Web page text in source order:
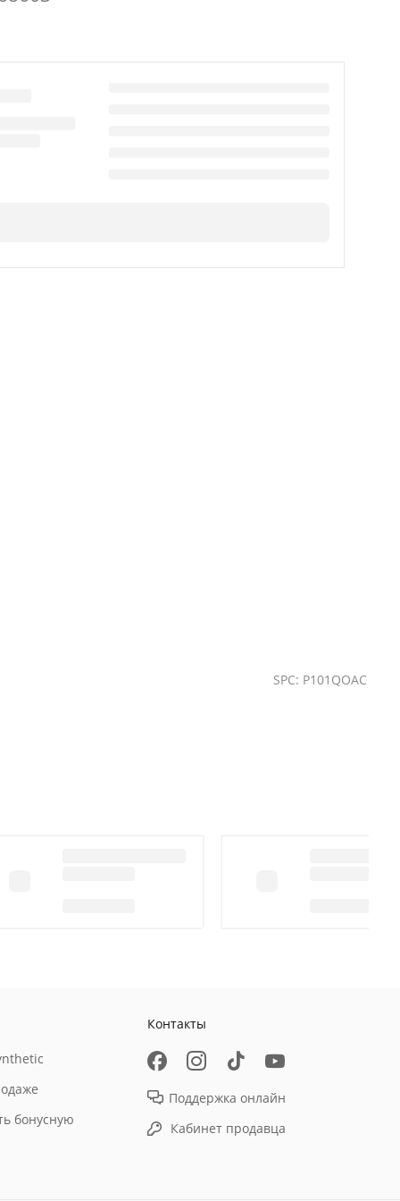
SPC: P101QOAC
бонусную
Контакты
Поддержка онлайн
Кабинет продавца